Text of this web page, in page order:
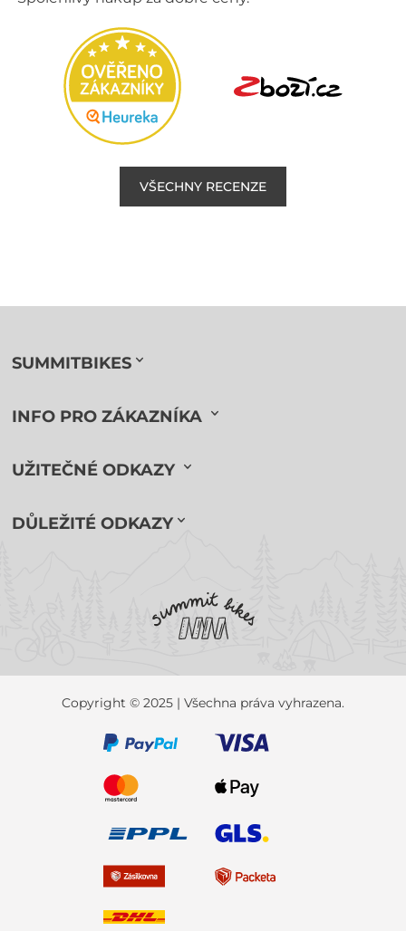
VŠECHNY RECENZE
SUMMITBIKES
INFO PRO ZÁKAZNÍKA
UŽITEČNÉ ODKAZY
DŮLEŽITÉ ODKAZY
Copyright © 2025 | Všechna práva vyhrazena.